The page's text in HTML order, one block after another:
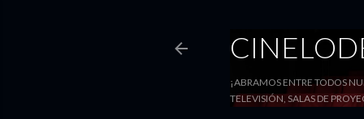
¡ABRAMOS ENTRE TODOS
TELEVISIÓN, SALAS DE